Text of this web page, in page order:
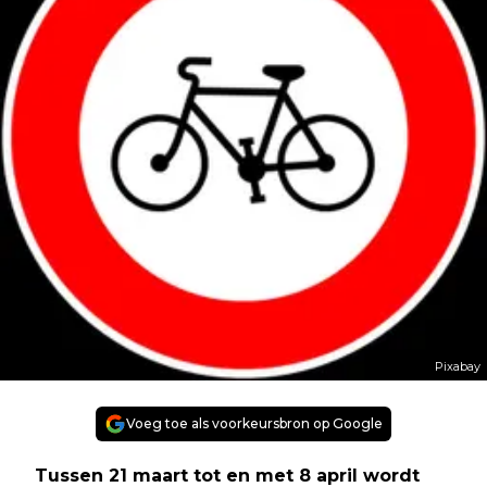
Pixabay
Voeg toe als voorkeursbron op Google
Tussen 21 maart tot en met 8 april wordt